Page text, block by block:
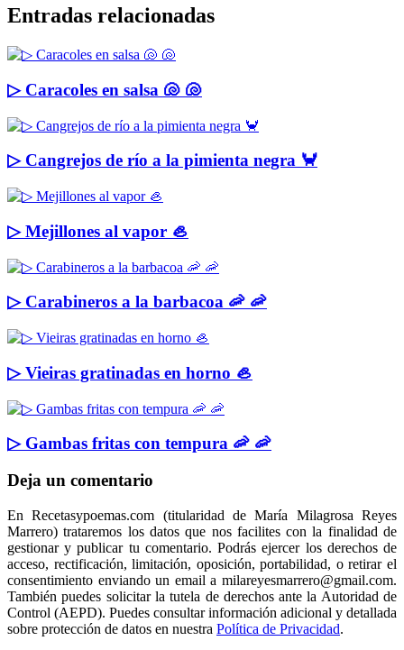
Entradas relacionadas
▷ Caracoles en salsa 🐚 🐚
▷ Cangrejos de río a la pimienta negra 🦀
▷ Mejillones al vapor 🦪
▷ Carabineros a la barbacoa 🦐 🦐
▷ Vieiras gratinadas en horno 🦪
▷ Gambas fritas con tempura 🦐 🦐
Deja un comentario
En Recetasypoemas.com (titularidad de María Milagrosa Reyes
Marrero) trataremos los datos que nos facilites con la finalidad de
gestionar y publicar tu comentario. Podrás ejercer los derechos de
acceso, rectificación, limitación, oposición, portabilidad, o retirar el
consentimiento enviando un email a milareyesmarrero@gmail.com.
También puedes solicitar la tutela de derechos ante la Autoridad de
Control (AEPD). Puedes consultar información adicional y detallada
sobre protección de datos en nuestra Política de Privacidad.